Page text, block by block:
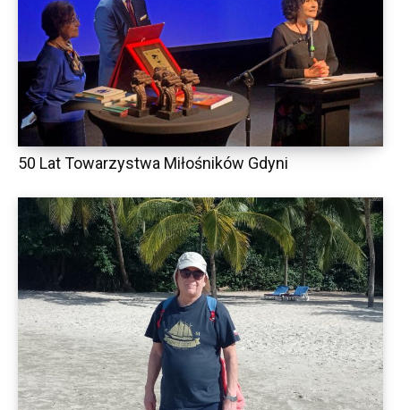
50 Lat Towarzystwa Miłośników Gdyni